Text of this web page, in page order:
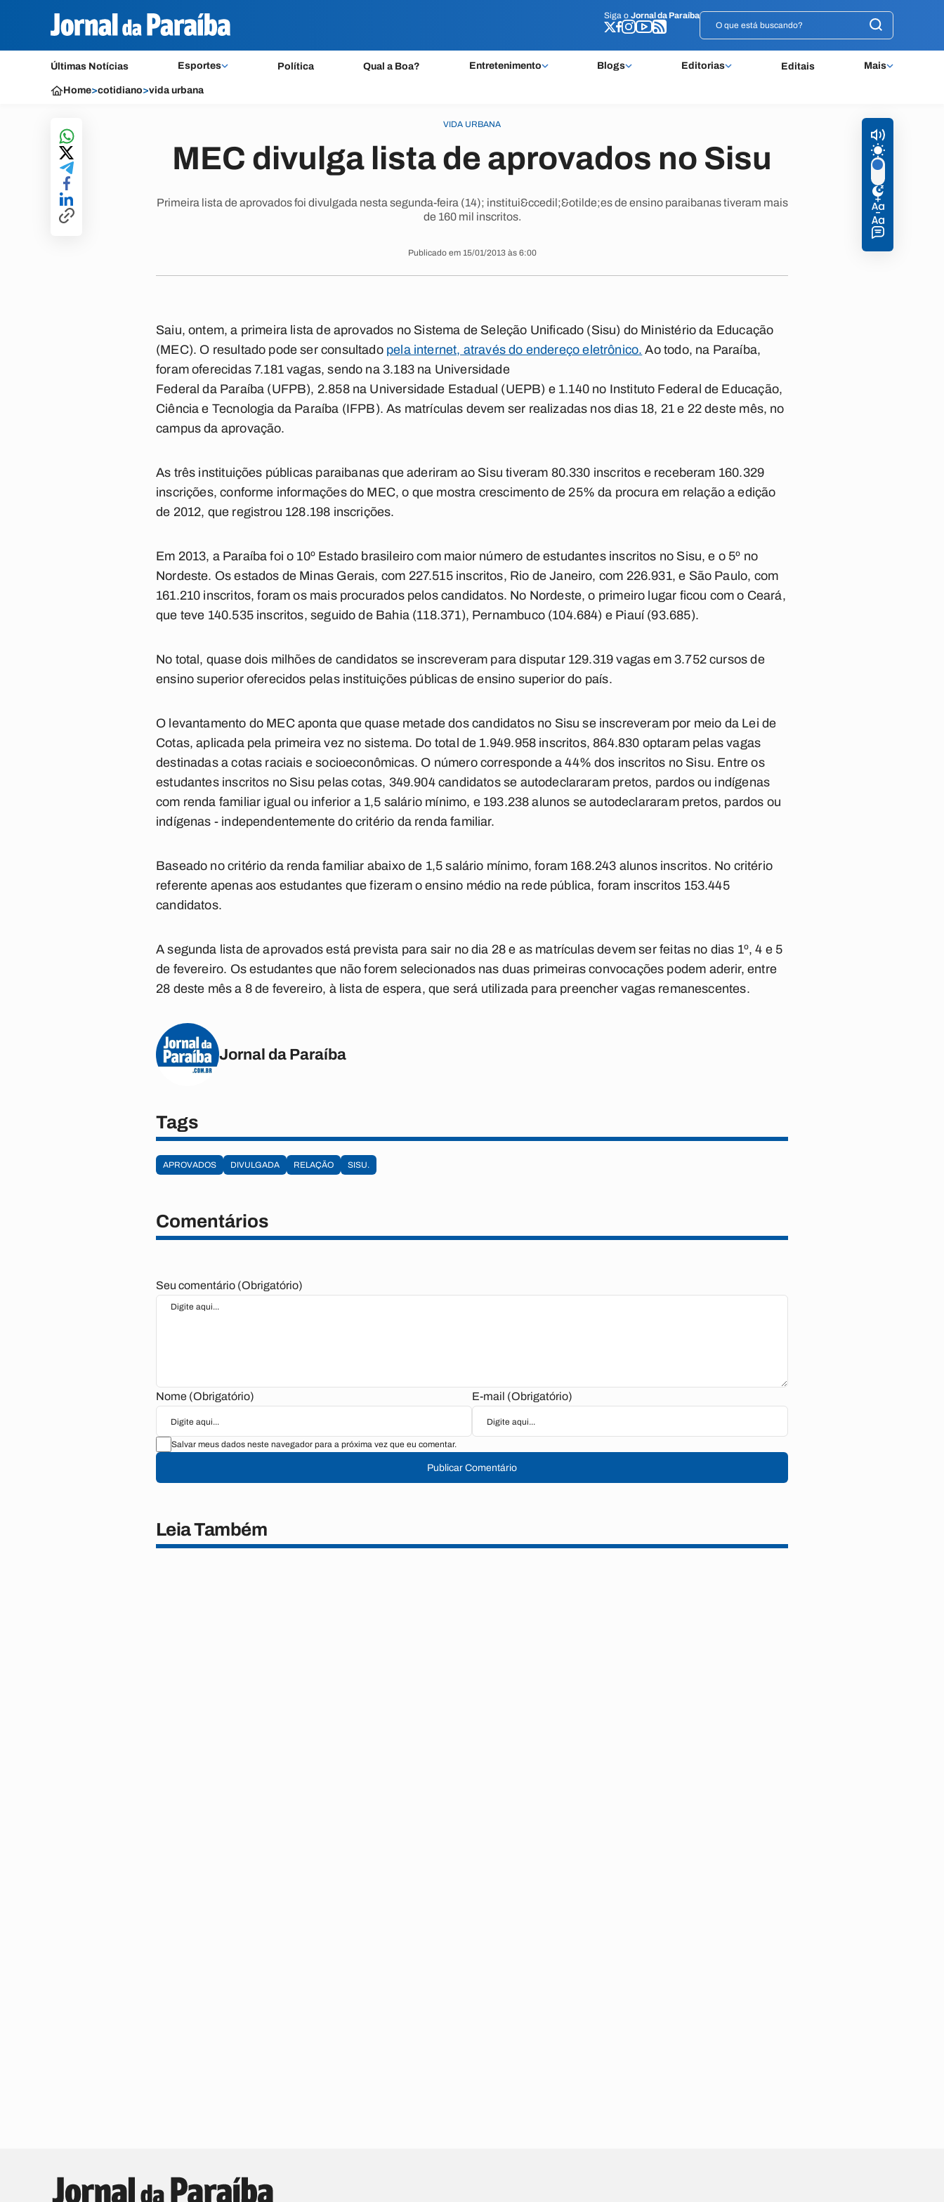
Siga o Jornal da Paraíba
Últimas Notícias Esportes Política Qual a Boa? Entretenimento Blogs Editorias Editais Mais
Siga o Jornal da Paraíba
Home>cotidiano>vida urbana
VIDA URBANA
MEC divulga lista de aprovados no Sisu
Primeira lista de aprovados foi divulgada nesta segunda-feira (14); institui&ccedil;&otilde;es de ensino paraibanas tiveram mais
de 160 mil inscritos.
Publicado em 15/01/2013 às 6:00
Saiu, ontem, a primeira lista de aprovados no Sistema de Seleção Unificado (Sisu) do Ministério da Educação
(MEC). O resultado pode ser consultado pela internet, através do endereço eletrônico. Ao todo, na Paraíba,
foram oferecidas 7.181 vagas, sendo na 3.183 na Universidade
Federal da Paraíba (UFPB), 2.858 na Universidade Estadual (UEPB) e 1.140 no Instituto Federal de Educação,
Ciência e Tecnologia da Paraíba (IFPB). As matrículas devem ser realizadas nos dias 18, 21 e 22 deste mês, no
campus da aprovação.
As três instituições públicas paraibanas que aderiram ao Sisu tiveram 80.330 inscritos e receberam 160.329
inscrições, conforme informações do MEC, o que mostra crescimento de 25% da procura em relação a edição
de 2012, que registrou 128.198 inscrições.
Em 2013, a Paraíba foi o 10º Estado brasileiro com maior número de estudantes inscritos no Sisu, e o 5º no
Nordeste. Os estados de Minas Gerais, com 227.515 inscritos, Rio de Janeiro, com 226.931, e São Paulo, com
161.210 inscritos, foram os mais procurados pelos candidatos. No Nordeste, o primeiro lugar ficou com o Ceará,
que teve 140.535 inscritos, seguido de Bahia (118.371), Pernambuco (104.684) e Piauí (93.685).
No total, quase dois milhões de candidatos se inscreveram para disputar 129.319 vagas em 3.752 cursos de
ensino superior oferecidos pelas instituições públicas de ensino superior do país.
O levantamento do MEC aponta que quase metade dos candidatos no Sisu se inscreveram por meio da Lei de
Cotas, aplicada pela primeira vez no sistema. Do total de 1.949.958 inscritos, 864.830 optaram pelas vagas
destinadas a cotas raciais e socioeconômicas. O número corresponde a 44% dos inscritos no Sisu. Entre os
estudantes inscritos no Sisu pelas cotas, 349.904 candidatos se autodeclararam pretos, pardos ou indígenas
com renda familiar igual ou inferior a 1,5 salário mínimo, e 193.238 alunos se autodeclararam pretos, pardos ou
indígenas - independentemente do critério da renda familiar.
Baseado no critério da renda familiar abaixo de 1,5 salário mínimo, foram 168.243 alunos inscritos. No critério
referente apenas aos estudantes que fizeram o ensino médio na rede pública, foram inscritos 153.445
candidatos.
A segunda lista de aprovados está prevista para sair no dia 28 e as matrículas devem ser feitas no dias 1º, 4 e 5
de fevereiro. Os estudantes que não forem selecionados nas duas primeiras convocações podem aderir, entre
28 deste mês a 8 de fevereiro, à lista de espera, que será utilizada para preencher vagas remanescentes.
Jornal da Paraíba
Tags
APROVADOS DIVULGADA RELAÇÃO SISU.
Comentários
Seu comentário (Obrigatório)
Nome (Obrigatório) E-mail (Obrigatório)
Salvar meus dados neste navegador para a próxima vez que eu comentar.
Publicar Comentário
Leia Também